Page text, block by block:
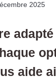
2025
aide